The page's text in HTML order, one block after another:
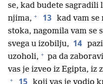
se, kad budete sagradili
njima, + 13 kad vam
stoka, nagomila vam se
svega u izobilju, 14
uzoholi, + pa da
vas je izveo iz Egipta,
+ 15